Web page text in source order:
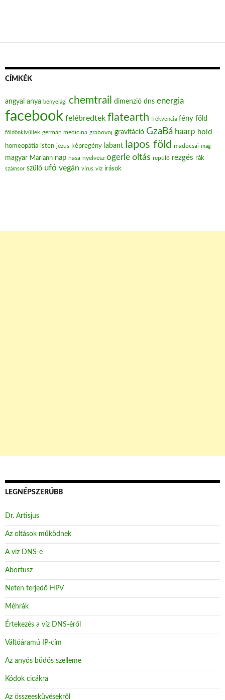
CÍMKÉK
angyal anya bényeiági chemtrail dimenzió dns energia
facebook felébredtek flatearth frekvencia fény föld
földönkívüliek germán medicina grabovoj gravitáció GzaBá haarp hold
homeopátia isten jézus képregény labant lapos föld madocsai mag
magyar Mariann nap nasa nyelvész ogerle oltás repülő rezgés rák
számsor szülő ufó vegán vírus víz írások
LEGNÉPSZERŰBB
Dr. Artisjus
Az oltások működnek
A víz DNS-e
Abortusz
Neten terjedő HPV
Méhrák
Értekezés a víz DNS-éről
Váltóáramú IP-cím
Az anyós büdös szelleme
Kódok cicákra
Az összeesküvésekről